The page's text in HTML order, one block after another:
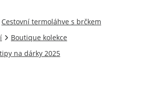
Cestovní termoláhve s brčkem
Boutique kolekce
na dárky 2025